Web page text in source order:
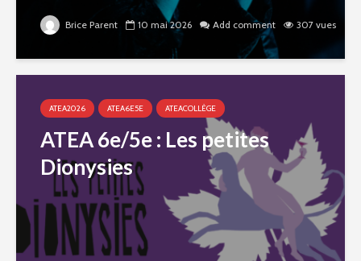
Brice Parent 10 mai 2026 Add comment 307 vues
ATEA2026 ATEA6E5E ATEACOLLÈGE
ATEA 6e/5e : Les petites
Dionysies